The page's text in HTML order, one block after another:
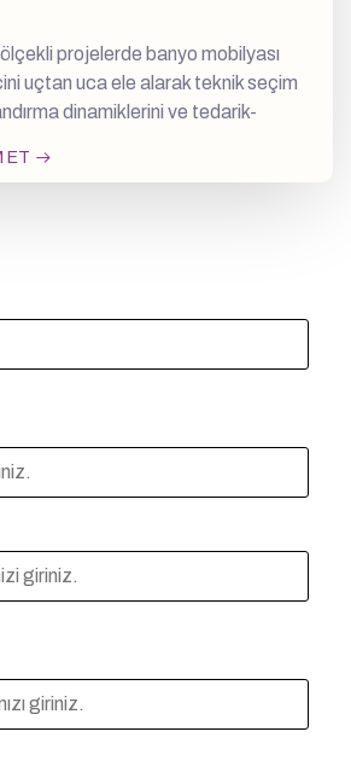
projelerde banyo mobilyası
uçtan uca ele alarak teknik seçim
dinamiklerini ve tedarik-
ET